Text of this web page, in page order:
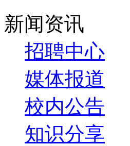
新闻资讯
招聘中心
媒体报道
校内公告
知识分享